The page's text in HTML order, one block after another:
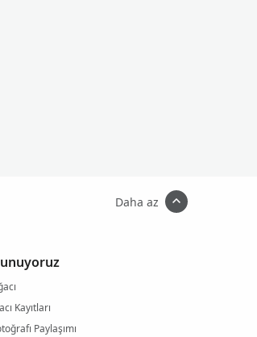
Daha az
Kayıtları
Paylaşımı